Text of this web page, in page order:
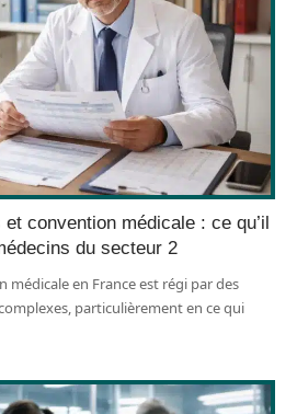
convention médicale : ce qu’il
du secteur 2
médicale en France est régi par des
particulièrement en ce qui